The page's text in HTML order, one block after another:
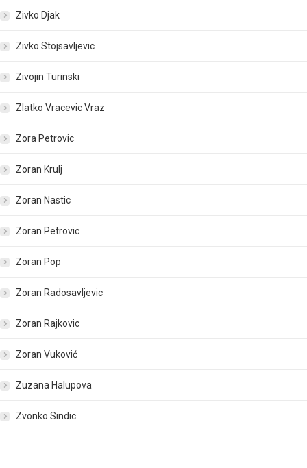
Zivko Djak
Zivko Stojsavljevic
Zivojin Turinski
Zlatko Vracevic Vraz
Zora Petrovic
Zoran Krulj
Zoran Nastic
Zoran Petrovic
Zoran Pop
Zoran Radosavljevic
Zoran Rajkovic
Zoran Vuković
Zuzana Halupova
Zvonko Sindic